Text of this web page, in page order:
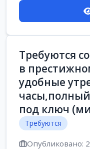
Требуются
в
удобные
под ключ
Требуются
Опубликовано: